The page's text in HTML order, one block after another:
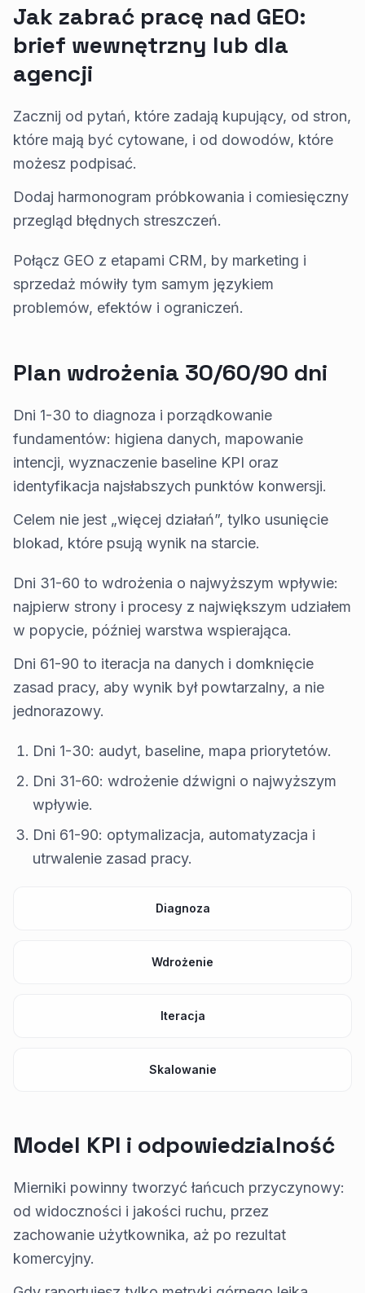
Jak zabrać pracę nad GEO:
brief wewnętrzny lub dla
agencji
Zacznij od pytań, które zadają kupujący, od stron,
które mają być cytowane, i od dowodów, które
możesz podpisać.
Dodaj harmonogram próbkowania i comiesięczny
przegląd błędnych streszczeń.
Połącz GEO z etapami CRM, by marketing i
sprzedaż mówiły tym samym językiem
problemów, efektów i ograniczeń.
Plan wdrożenia 30/60/90 dni
Dni 1-30 to diagnoza i porządkowanie
fundamentów: higiena danych, mapowanie
intencji, wyznaczenie baseline KPI oraz
identyfikacja najsłabszych punktów konwersji.
Celem nie jest „więcej działań”, tylko usunięcie
blokad, które psują wynik na starcie.
Dni 31-60 to wdrożenia o najwyższym wpływie:
najpierw strony i procesy z największym udziałem
w popycie, później warstwa wspierająca.
Dni 61-90 to iteracja na danych i domknięcie
zasad pracy, aby wynik był powtarzalny, a nie
jednorazowy.
Dni 1-30: audyt, baseline, mapa priorytetów.
Dni 31-60: wdrożenie dźwigni o najwyższym
wpływie.
Dni 61-90: optymalizacja, automatyzacja i
utrwalenie zasad pracy.
Diagnoza
Wdrożenie
Iteracja
Skalowanie
Model KPI i odpowiedzialność
Mierniki powinny tworzyć łańcuch przyczynowy:
od widoczności i jakości ruchu, przez
zachowanie użytkownika, aż po rezultat
komercyjny.